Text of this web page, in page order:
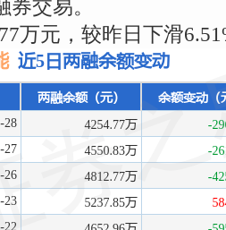
交易。
万元，较昨日下滑